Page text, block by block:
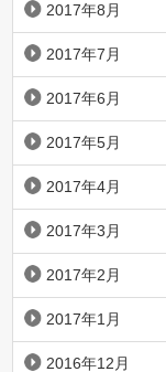
2017年8月
2017年7月
2017年6月
2017年5月
2017年4月
2017年3月
2017年2月
2017年1月
2016年12月